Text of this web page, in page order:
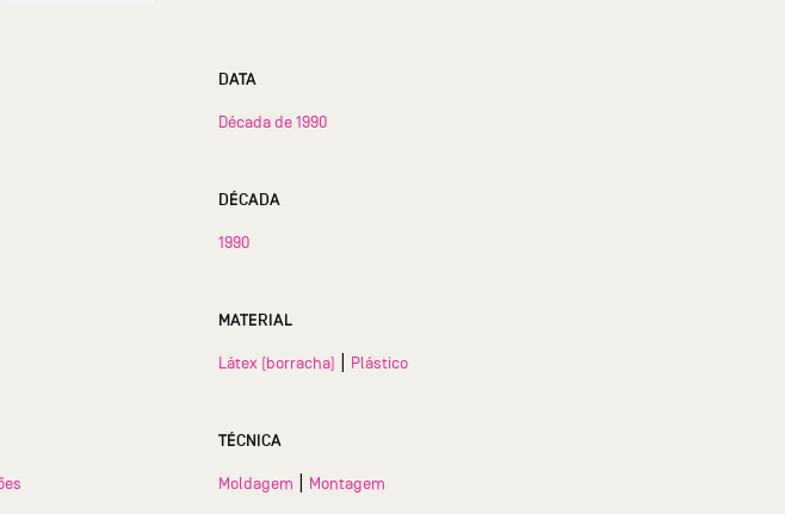
DATA
Década de 1990
DÉCADA
1990
MATERIAL
Látex (borracha) Plástico
TÉCNICA
Moldagem Montagem